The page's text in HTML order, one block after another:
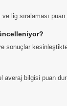
ve lig sıralaması
sonuçlar
averaj bilgisi puan